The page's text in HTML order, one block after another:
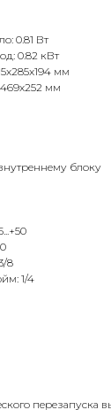
0.81 Вт
0.82 кВт
мм
мм
блоку
8
1/4
перезапуска